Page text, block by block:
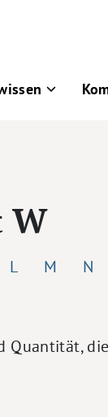
W
L M N
Quantität,